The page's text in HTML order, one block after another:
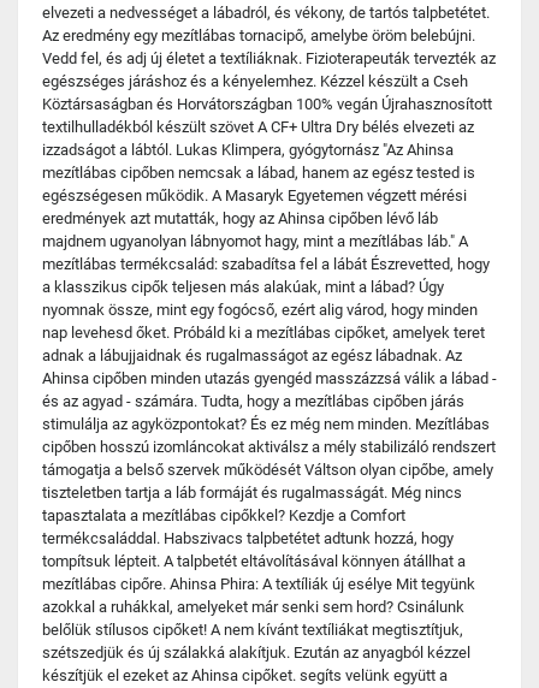
elvezeti a nedvességet a lábadról, és vékony, de tartós talpbetétet.
Az eredmény egy mezítlábas tornacipő, amelybe öröm belebújni.
Vedd fel, és adj új életet a textíliáknak. Fizioterapeuták tervezték az
egészséges járáshoz és a kényelemhez. Kézzel készült a Cseh
Köztársaságban és Horvátországban 100% vegán Újrahasznosított
textilhulladékból készült szövet A CF+ Ultra Dry bélés elvezeti az
izzadságot a lábtól. Lukas Klimpera, gyógytornász "Az Ahinsa
mezítlábas cipőben nemcsak a lábad, hanem az egész tested is
egészségesen működik. A Masaryk Egyetemen végzett mérési
eredmények azt mutatták, hogy az Ahinsa cipőben lévő láb
majdnem ugyanolyan lábnyomot hagy, mint a mezítlábas láb." A
mezítlábas termékcsalád: szabadítsa fel a lábát Észrevetted, hogy
a klasszikus cipők teljesen más alakúak, mint a lábad? Úgy
nyomnak össze, mint egy fogócső, ezért alig várod, hogy minden
nap levehesd őket. Próbáld ki a mezítlábas cipőket, amelyek teret
adnak a lábujjaidnak és rugalmasságot az egész lábadnak. Az
Ahinsa cipőben minden utazás gyengéd masszázzsá válik a lábad -
és az agyad - számára. Tudta, hogy a mezítlábas cipőben járás
stimulálja az agyközpontokat? És ez még nem minden. Mezítlábas
cipőben hosszú izomláncokat aktiválsz a mély stabilizáló rendszert
támogatja a belső szervek működését Váltson olyan cipőbe, amely
tiszteletben tartja a láb formáját és rugalmasságát. Még nincs
tapasztalata a mezítlábas cipőkkel? Kezdje a Comfort
termékcsaláddal. Habszivacs talpbetétet adtunk hozzá, hogy
tompítsuk lépteit. A talpbetét eltávolításával könnyen átállhat a
mezítlábas cipőre. Ahinsa Phira: A textíliák új esélye Mit tegyünk
azokkal a ruhákkal, amelyeket már senki sem hord? Csinálunk
belőlük stílusos cipőket! A nem kívánt textíliákat megtisztítjuk,
szétszedjük és új szálakká alakítjuk. Ezután az anyagból kézzel
készítjük el ezeket az Ahinsa cipőket. segíts velünk együtt a